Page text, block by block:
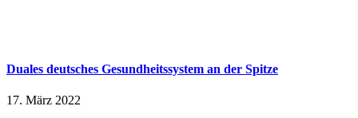
Duales deutsches Gesundheitssystem an der Spitze
17. März 2022